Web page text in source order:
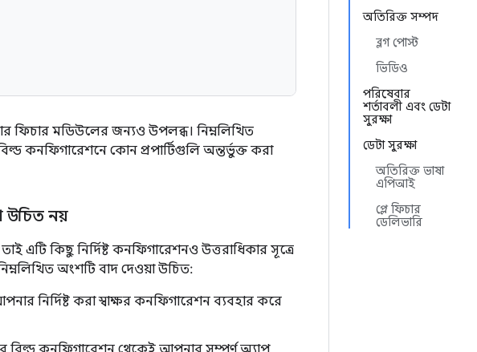
অতিরিক্ত সম্পদ
ব্লগ পোস্ট
ভিডিও
পরিষেবার
শর্তাবলী এবং ডেটা
সুরক্ষা
ডেটা সুরক্ষা
অতিরিক্ত ভাষা
এপিআই
প্লে ফিচার
ডেলিভারি
ফিচার মডিউলের জন্যও উপলব্ধ। নিম্নলিখিত
কনফিগারেশনে কোন প্রপার্টিগুলি অন্তর্ভুক্ত করা
উচিত নয়
এটি কিছু নির্দিষ্ট কনফিগারেশনও উত্তরাধিকার সূত্রে
অংশটি বাদ দেওয়া উচিত:
নির্দিষ্ট করা স্বাক্ষর কনফিগারেশন ব্যবহার করে